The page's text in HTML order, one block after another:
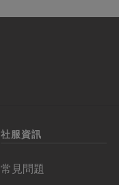
社服資訊
常見問題